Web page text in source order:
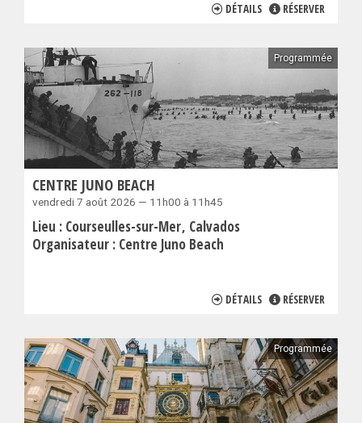
DÉTAILS RÉSERVER
Programmée
CENTRE JUNO BEACH
vendredi 7 août 2026 — 11h00 à 11h45
Lieu : Courseulles-sur-Mer Calvados
Organisateur : Centre Juno Beach
DÉTAILS RÉSERVER
Programmée